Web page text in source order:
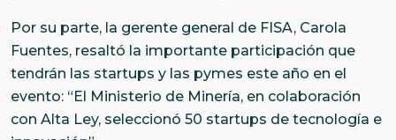
Por su parte, la gerente general de FISA, Carola
Fuentes, resaltó la importante participación que
tendrán las startups y las pymes este año en el
evento: “El Ministerio de Minería, en colaboración
con Alta Ley, seleccionó 50 startups de tecnología e